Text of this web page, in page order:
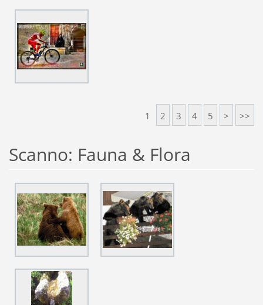
1 2 3 4 5 > >>
Scanno: Fauna & Flora